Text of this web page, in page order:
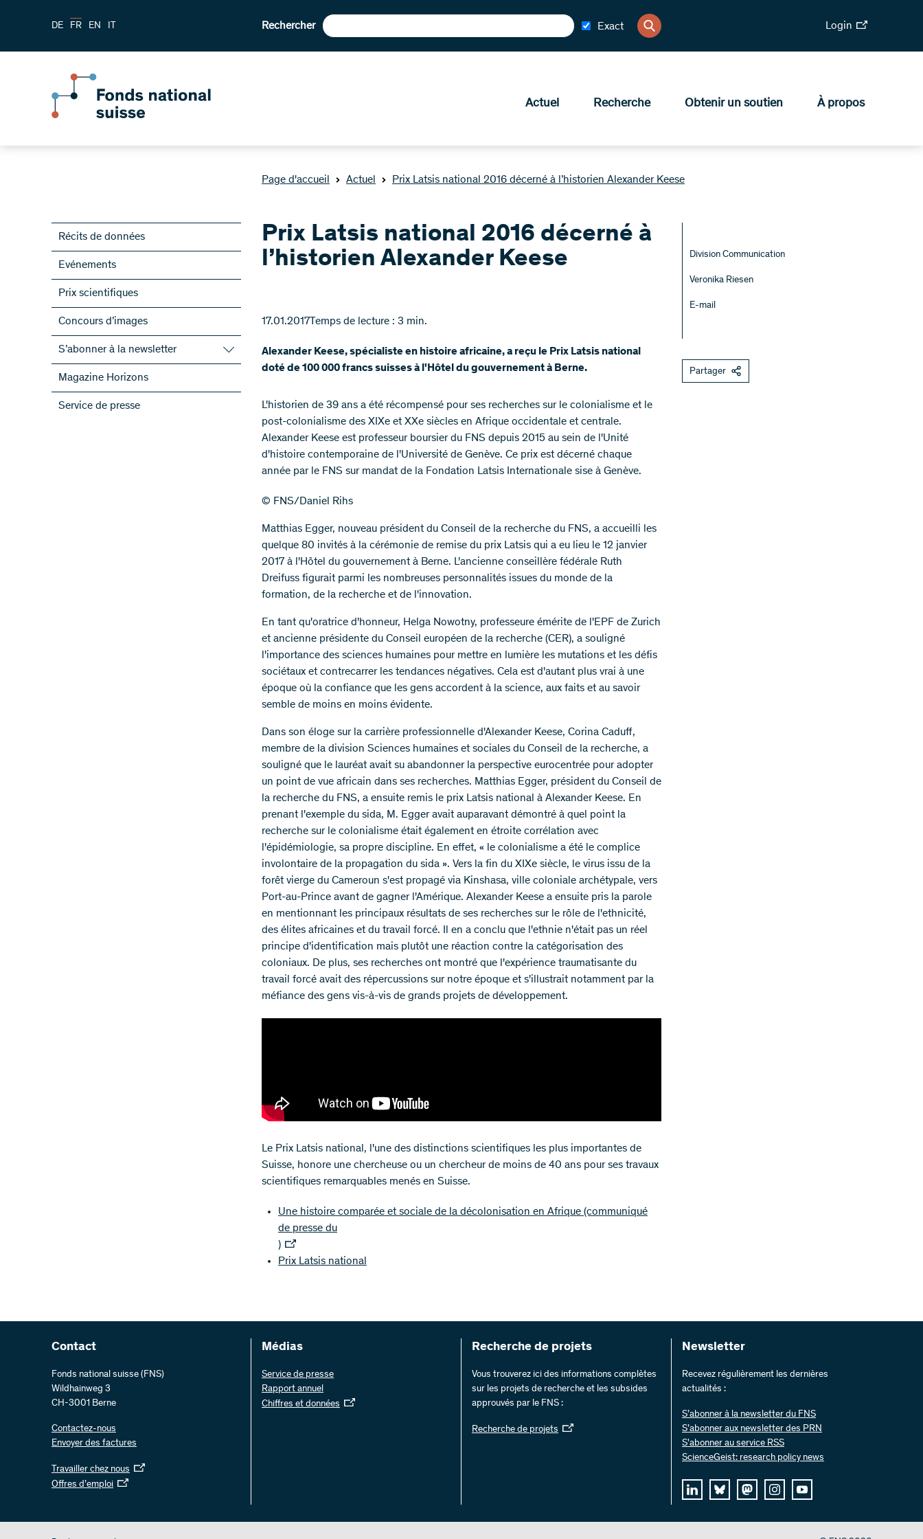
DE FR EN IT Rechercher Exact Login
Actuel Recherche Obtenir un soutien À propos
Page d'accueil Actuel Prix Latsis national 2016 décerné à l’historien Alexander Keese
Récits de données
Evénements
Prix scientifiques
Concours d’images
S’abonner à la newsletter
S’abonner à la newsletter du FNS
S’abonner aux newsletter des PRN
ScienceGeist
Magazine Horizons
Service de presse
Prix Latsis national 2016 décerné à
l’historien Alexander Keese
17.01.2017 Temps de lecture : 3 min.
Alexander Keese, spécialiste en histoire africaine, a reçu le Prix Latsis national
doté de 100 000 francs suisses à l'Hôtel du gouvernement à Berne.
L'historien de 39 ans a été récompensé pour ses recherches sur le colonialisme et le
post-colonialisme des XIXe et XXe siècles en Afrique occidentale et centrale.
Alexander Keese est professeur boursier du FNS depuis 2015 au sein de l'Unité
d'histoire contemporaine de l'Université de Genève. Ce prix est décerné chaque
année par le FNS sur mandat de la Fondation Latsis Internationale sise à Genève.
© FNS/Daniel Rihs
Matthias Egger, nouveau président du Conseil de la recherche du FNS, a accueilli les
quelque 80 invités à la cérémonie de remise du prix Latsis qui a eu lieu le 12 janvier
2017 à l'Hôtel du gouvernement à Berne. L'ancienne conseillère fédérale Ruth
Dreifuss figurait parmi les nombreuses personnalités issues du monde de la
formation, de la recherche et de l'innovation.
En tant qu'oratrice d'honneur, Helga Nowotny, professeure émérite de l'EPF de Zurich
et ancienne présidente du Conseil européen de la recherche (CER), a souligné
l'importance des sciences humaines pour mettre en lumière les mutations et les défis
sociétaux et contrecarrer les tendances négatives. Cela est d'autant plus vrai à une
époque où la confiance que les gens accordent à la science, aux faits et au savoir
semble de moins en moins évidente.
Dans son éloge sur la carrière professionnelle d'Alexander Keese, Corina Caduff,
membre de la division Sciences humaines et sociales du Conseil de la recherche, a
souligné que le lauréat avait su abandonner la perspective eurocentrée pour adopter
un point de vue africain dans ses recherches. Matthias Egger, président du Conseil de
la recherche du FNS, a ensuite remis le prix Latsis national à Alexander Keese. En
prenant l'exemple du sida, M. Egger avait auparavant démontré à quel point la
recherche sur le colonialisme était également en étroite corrélation avec
l'épidémiologie, sa propre discipline. En effet, « le colonialisme a été le complice
involontaire de la propagation du sida ». Vers la fin du XIXe siècle, le virus issu de la
forêt vierge du Cameroun s'est propagé via Kinshasa, ville coloniale archétypale, vers
Port-au-Prince avant de gagner l'Amérique. Alexander Keese a ensuite pris la parole
en mentionnant les principaux résultats de ses recherches sur le rôle de l'ethnicité,
des élites africaines et du travail forcé. Il en a conclu que l'ethnie n'était pas un réel
principe d'identification mais plutôt une réaction contre la catégorisation des
coloniaux. De plus, ses recherches ont montré que l'expérience traumatisante du
travail forcé avait des répercussions sur notre époque et s'illustrait notamment par la
méfiance des gens vis-à-vis de grands projets de développement.
Le Prix Latsis national, l'une des distinctions scientifiques les plus importantes de
Suisse, honore une chercheuse ou un chercheur de moins de 40 ans pour ses travaux
scientifiques remarquables menés en Suisse.
Une histoire comparée et sociale de la décolonisation en Afrique (communiqué
de presse du
)
Prix Latsis national
Division Communication
Veronika Riesen
E-mail
Partager
Contact
Fonds national suisse (FNS)
Wildhainweg 3
CH-3001 Berne
Contactez-nous
Envoyer des factures
Travailler chez nous
Offres d’emploi
Médias
Service de presse
Rapport annuel
Chiffres et données
Recherche de projets
Vous trouverez ici des informations complètes
sur les projets de recherche et les subsides
approuvés par le FNS :
Recherche de projets
Newsletter
Recevez régulièrement les dernières
actualités :
S’abonner à la newsletter du FNS
S’abonner aux newsletter des PRN
S'abonner au service RSS
ScienceGeist: research policy news